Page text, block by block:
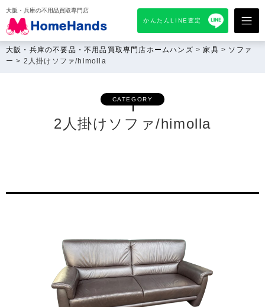
大阪・兵庫の不用品買取専門店
かんたんLINE査定
大阪・兵庫の不要品・不用品買取専門店ホームハンズ >家具 > ソファ
ー > 2人掛けソファ/himolla
CATEGORY
2人掛けソファ/himolla